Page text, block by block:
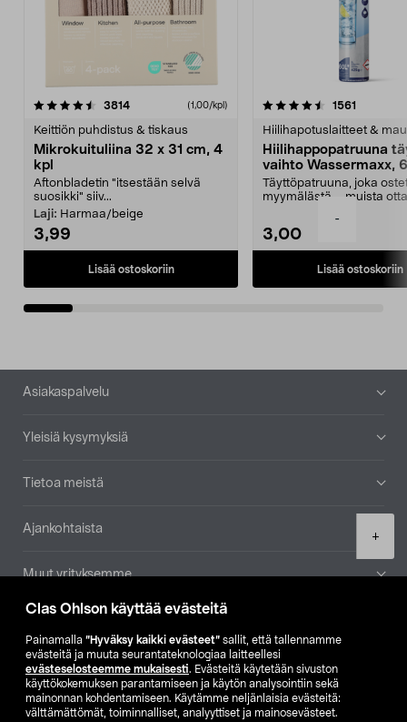
Clas Ohlson käyttää evästeitä
Painamalla ”Hyväksy kaikki evästeet” sallit, että tallennamme
evästeitä ja muuta seurantateknologiaa laitteellesi
evästeselosteemme mukaisesti. Evästeitä käytetään sivuston
käyttökokemuksen parantamiseen ja käytön analysointiin sekä
mainonnan kohdentamiseen. Käytämme neljänlaisia evästeitä:
välttämättömät, toiminnalliset, analyyttiset ja mainosevästeet.
-
+
3814arvostelut (1,00/kpl)
Keittiön puhdistus & tiskaus
Mikrokuituliina 32 x 31 cm, 4
kpl
Aftonbladetin "itsestään selvä
suosikki" siiv...
Laji: Harmaa/beige
3,99
Lisää ostoskoriin
4.5viidestä
1561
Hiilihapotuslaitteet &
Hiilihappopatruuna
vaihto Wassermaxx,
Täyttöpatruuna, joka
myymälästä – muista
3,00
Lisää ostoskoriin
4.5viidestä
Alatunniste
Asiakaspalvelu
Yleisiä kysymyksiä
Tietoa meistä
Ajankohtaista
Muut yrityksemme
Etsi myymälä
SE NO FI
FI SV